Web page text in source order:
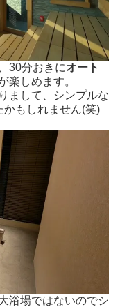
30分おきにオート
楽しめます。
まして、シンプルな
もしれません(笑)
浴場ではないのでシ